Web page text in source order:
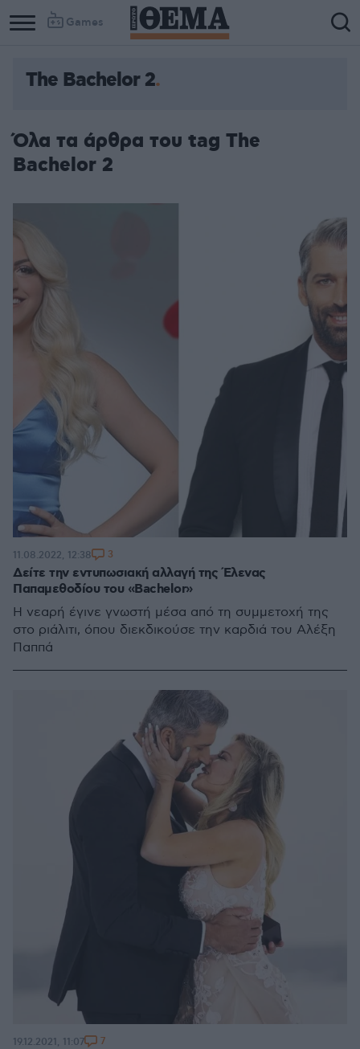
Games
The Bachelor 2
Όλα τα άρθρα του tag The
Bachelor 2
Δείτε την εντυπωσιακή αλλαγή της Έλενας
Παπαμεθοδίου του «Bachelor»
Η νεαρή έγινε γνωστή μέσα από τη συμμετοχή της
στο ριάλιτι, όπου διεκδικούσε την καρδιά του Αλέξη
Παππά
11.08.2022, 12:38 3
19.12.2021, 11:07 7